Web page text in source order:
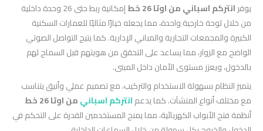
يوفرانتركم اسباني من اوتا 26 خط
إمكانية ربط حتى 26 وحدة داخلية
من خلال لوحة خارجية واحدة، مما يجعله خيارًا مثاليًا للعمارات السكنية
الكبيرة والمجمعات التجارية والمباني الإدارية. كما يتيح التواصل الصوتي
الواضح مع الزوار، مما يساعد على التحقق من هويتهم قبل السماح لهم
بالدخول، ويعزز مستوى الأمان داخل المبنى.
يتميز النظام بسهولة الاستخدام والتركيب، مع تصميم عملي وأنيق يتناسب
مع مختلف أنواع المنشآت. كما يدعمانتركم اسبانيمن اوتا 26 خط
أنظمة فتح الأبواب الكهربائية، مما يمنح المستخدمين القدرة على التحكم في